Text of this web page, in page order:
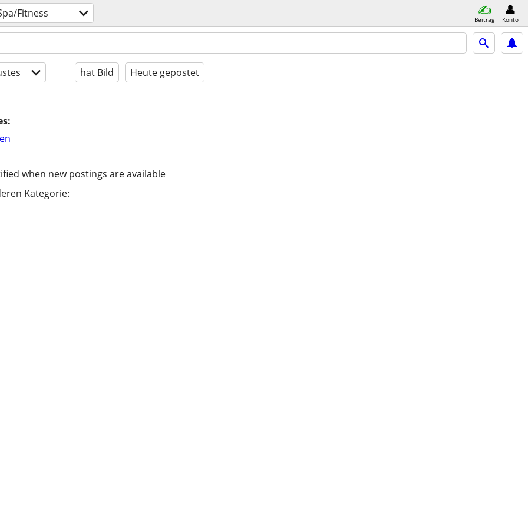
Fitness Beitrag Konto
hat Bild Heute gepostet
when new postings are available
Kategorie: